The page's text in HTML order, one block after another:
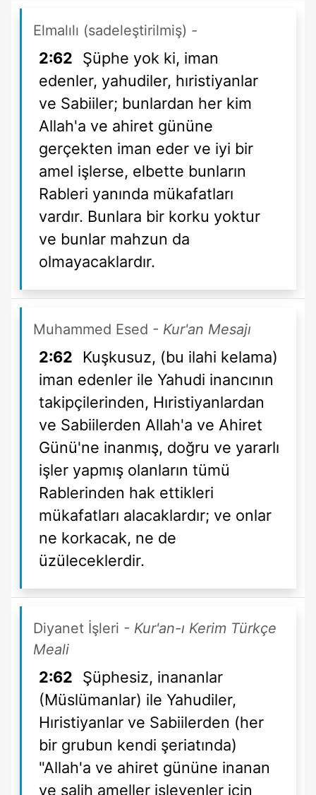
Elmalılı (sadeleştirilmiş) -
2:62
Şüphe yok ki, iman
edenler, yahudiler, hıristiyanlar
ve Sabiiler; bunlardan her kim
Allah'a ve ahiret gününe
gerçekten iman eder ve iyi bir
amel işlerse, elbette bunların
Rableri yanında mükafatları
vardır. Bunlara bir korku yoktur
ve bunlar mahzun da
olmayacaklardır.
Muhammed Esed - Kur'an Mesajı
2:62
Kuşkusuz, (bu ilahi kelama)
iman edenler ile Yahudi inancının
takipçilerinden, Hıristiyanlardan
ve Sabiilerden Allah'a ve Ahiret
Günü'ne inanmış, doğru ve yararlı
işler yapmış olanların tümü
Rablerinden hak ettikleri
mükafatları alacaklardır; ve onlar
ne korkacak, ne de
üzüleceklerdir.
Diyanet İşleri - Kur'an-ı Kerim Türkçe
Meali
2:62
Şüphesiz, inananlar
(Müslümanlar) ile Yahudiler,
Hıristiyanlar ve Sabiilerden (her
bir grubun kendi şeriatında)
"Allah'a ve ahiret gününe inanan
ve salih ameller işleyenler için